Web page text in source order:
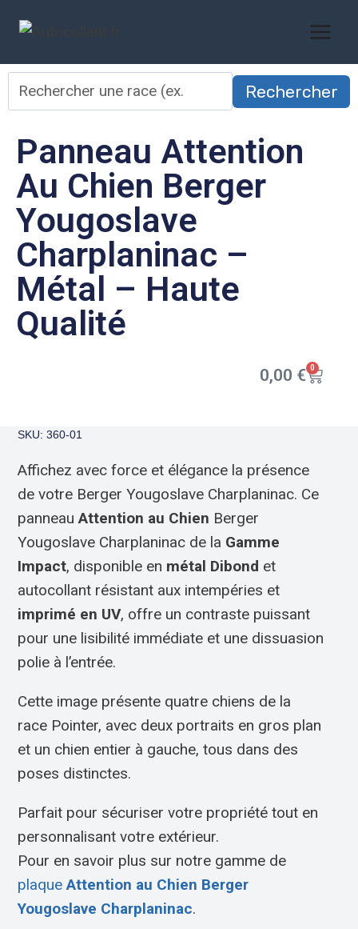
Rechercher
Panneau Attention
Au Chien Berger
Yougoslave
Charplaninac –
Métal – Haute
Qualité
0,00 € 0
SKU: 360-01
Affichez avec force et élégance la présence
de votre Berger Yougoslave Charplaninac. Ce
panneauAttention au Chien Berger
Yougoslave Charplaninac de la Gamme
Impact, disponible en métal Dibond et
autocollant résistant aux intempéries et
imprimé en UV, offre un contraste puissant
pour une lisibilité immédiate et une dissuasion
polie à l’entrée.
Cette image présente quatre chiens de la
race Pointer, avec deux portraits en gros plan
et un chien entier à gauche, tous dans des
poses distinctes.
Parfait pour sécuriser votre propriété tout en
personnalisant votre extérieur.
Pour en savoir plus sur notre gamme de
plaqueAttention au Chien Berger
Yougoslave Charplaninac.